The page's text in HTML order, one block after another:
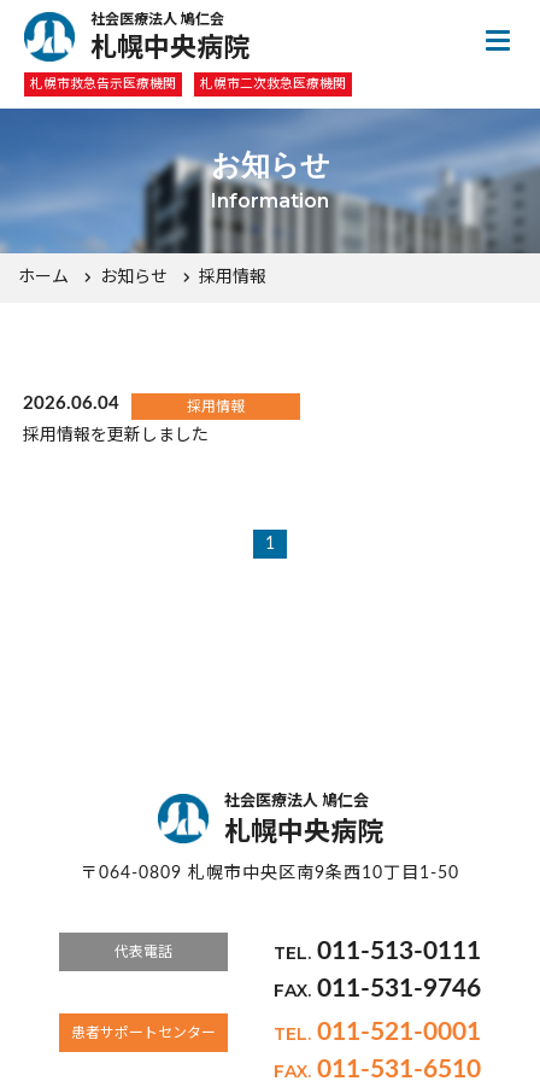
社会医療法人 鳩仁会
札幌中央病院
札幌市救急告示医療機関 札幌市二次救急医療機関
お知らせ
Information
ホーム お知らせ 採用情報
2026.06.04 採用情報
採用情報を更新しました
1
社会医療法人 鳩仁会
札幌中央病院
〒064-0809 札幌市中央区南9条西10丁目1-50
代表電話 TEL. 011-513-0111
FAX. 011-531-9746
患者サポートセンター TEL. 011-521-0001
FAX. 011-531-6510